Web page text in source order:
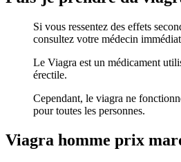
Si vous ressentez des effets
consultez votre médecin
Le Viagra est un médicament
érectile.
Cependant, le viagra ne
pour toutes les personnes.
Viagra homme prix